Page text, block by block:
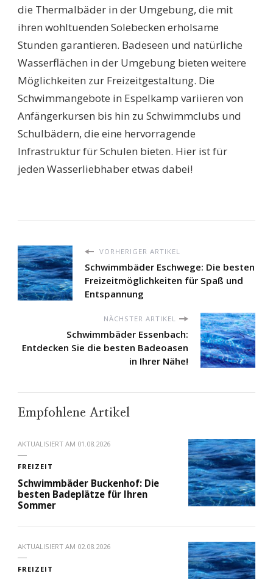
die Thermalbäder in der Umgebung, die mit
ihren wohltuenden Solebecken erholsame
Stunden garantieren. Badeseen und natürliche
Wasserflächen in der Umgebung bieten weitere
Möglichkeiten zur Freizeitgestaltung. Die
Schwimmangebote in Espelkamp variieren von
Anfängerkursen bis hin zu Schwimmclubs und
Schulbädern, die eine hervorragende
Infrastruktur für Schulen bieten. Hier ist für
jeden Wasserliebhaber etwas dabei!
VORHERIGER ARTIKEL
Schwimmbäder Eschwege: Die besten
Freizeitmöglichkeiten für Spaß und
Entspannung
NÄCHSTER ARTIKEL
Schwimmbäder Essenbach:
Entdecken Sie die besten Badeoasen
in Ihrer Nähe!
Empfohlene Artikel
AKTUALISIERT AM 01.08.2026
FREIZEIT
Schwimmbäder Buckenhof: Die
besten Badeplätze für Ihren
Sommer
AKTUALISIERT AM 02.08.2026
FREIZEIT